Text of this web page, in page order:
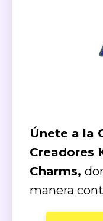
Únete a la
Creadores
Charms,
manera